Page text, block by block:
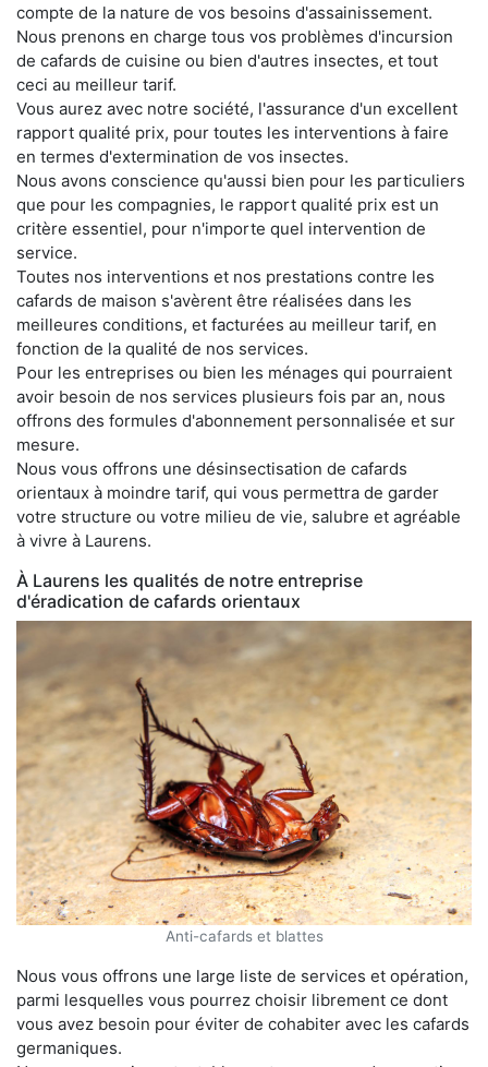
compte de la nature de vos besoins d'assainissement.
Nous prenons en charge tous vos problèmes d'incursion
de cafards de cuisine ou bien d'autres insectes, et tout
ceci au meilleur tarif.
Vous aurez avec notre société, l'assurance d'un excellent
rapport qualité prix, pour toutes les interventions à faire
en termes d'extermination de vos insectes.
Nous avons conscience qu'aussi bien pour les particuliers
que pour les compagnies, le rapport qualité prix est un
critère essentiel, pour n'importe quel intervention de
service.
Toutes nos interventions et nos prestations contre les
cafards de maison s'avèrent être réalisées dans les
meilleures conditions, et facturées au meilleur tarif, en
fonction de la qualité de nos services.
Pour les entreprises ou bien les ménages qui pourraient
avoir besoin de nos services plusieurs fois par an, nous
offrons des formules d'abonnement personnalisée et sur
mesure.
Nous vous offrons une désinsectisation de cafards
orientaux à moindre tarif, qui vous permettra de garder
votre structure ou votre milieu de vie, salubre et agréable
à vivre à Laurens.
À Laurens les qualités de notre entreprise
d'éradication de cafards orientaux
Anti-cafards et blattes
Nous vous offrons une large liste de services et opération,
parmi lesquelles vous pourrez choisir librement ce dont
vous avez besoin pour éviter de cohabiter avec les cafards
germaniques.